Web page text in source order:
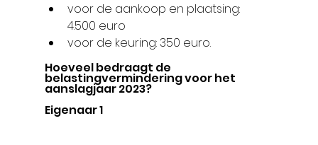
voor de aankoop en plaatsing:
4.500 euro
voor de keuring: 350 euro.
Hoeveel bedraagt de
belastingvermindering voor het
aanslagjaar 2023?
Eigenaar 1